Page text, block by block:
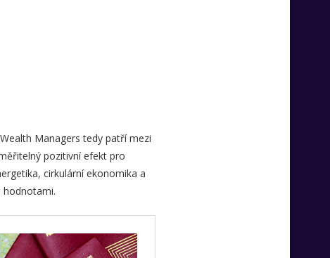
Managers tedy patří mezi
pozitivní efekt pro
cirkulární ekonomika a
hodnotami.